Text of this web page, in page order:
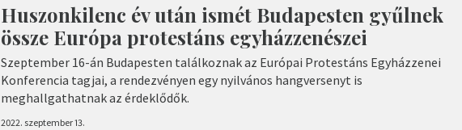
Huszonkilenc év után ismét Budapesten gyűlnek
össze Európa protestáns egyházzenészei
Szeptember 16-án Budapesten találkoznak az Európai Protestáns Egyházzenei
Konferencia tagjai, a rendezvényen egy nyilvános hangversenyt is
meghallgathatnak az érdeklődők.
2022. szeptember 13.